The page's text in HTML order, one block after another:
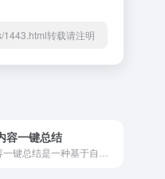
转载请注明
容一键总结